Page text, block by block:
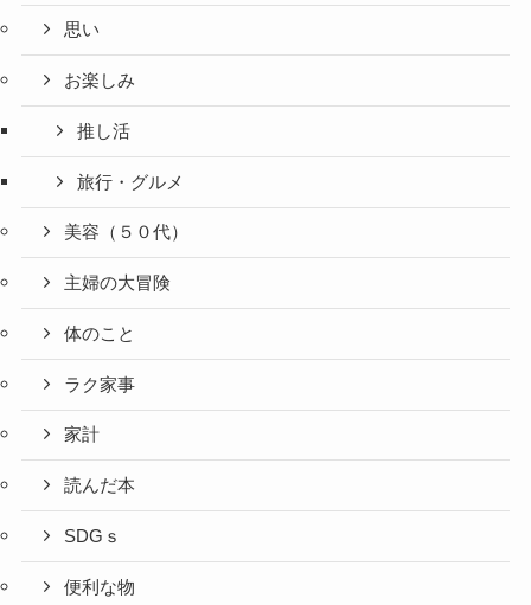
思い
お楽しみ
推し活
旅行・グルメ
美容（５０代）
主婦の大冒険
体のこと
ラク家事
家計
読んだ本
SDGｓ
便利な物